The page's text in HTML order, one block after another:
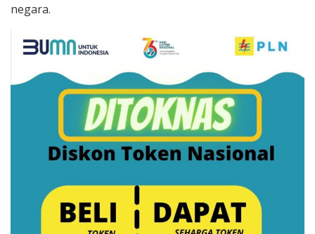
negara.